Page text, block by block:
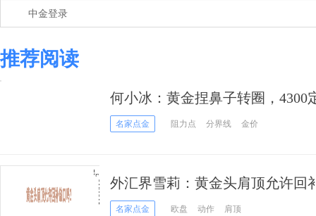
中金登录
推荐阅读
何小冰：黄金捏鼻子转圈，4300
名家点金 阻力点 分界线 金价
外汇界雪莉：黄金头肩顶允许回
名家点金 欧盘 动作 肩顶